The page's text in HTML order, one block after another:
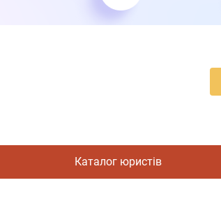
Каталог юристів